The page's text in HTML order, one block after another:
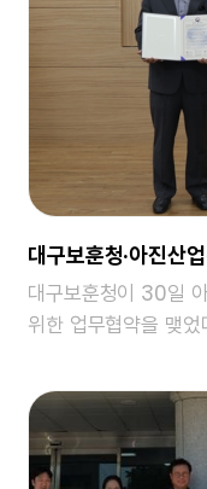
대구보훈청·아진산
대구보훈청이 30일
위한 업무협약을 맺